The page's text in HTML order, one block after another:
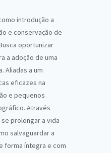
introdução a
e conservação de
oportunizar
a adoção de uma
Aliadas a um
eficazes na
e pequenos
Através
prolongar a vida
salvaguardar a
forma íntegra e com